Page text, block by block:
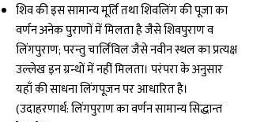
शिव की इस सामान्य मूर्ति तथा शिवलिंग की पूजा का
वर्णन अनेक पुराणों में मिलता है जैसे शिवपुराण व
लिंगपुराण; परन्तु चार्लिविल जैसे नवीन स्थल का प्रत्यक्ष
उल्लेख इन ग्रन्थों में नहीं मिलता। परंपरा के अनुसार
यहाँ की साधना लिंगपूजन पर आधारित है।
(उदाहरणार्थ: लिंगपुराण का वर्णन सामान्य सिद्धान्त